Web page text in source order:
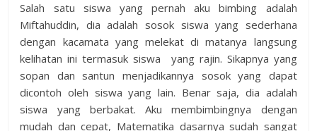
Salah satu siswa yang pernah aku bimbing adalah
Miftahuddin, dia adalah sosok siswa yang sederhana
dengan kacamata yang melekat di matanya langsung
kelihatan ini termasuk siswa yang rajin. Sikapnya yang
sopan dan santun menjadikannya sosok yang dapat
dicontoh oleh siswa yang lain. Benar saja, dia adalah
siswa yang berbakat. Aku membimbingnya dengan
mudah dan cepat, Matematika dasarnya sudah sangat